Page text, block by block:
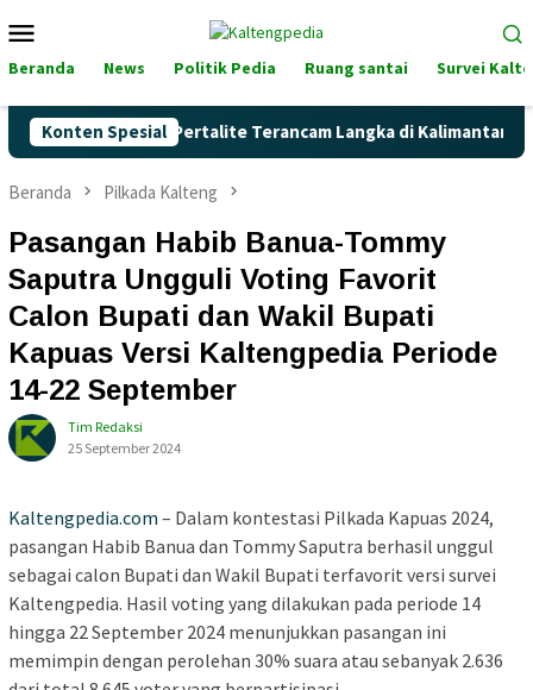
ke
kontenMobile
Beranda News Politik Pedia Ruang santai Survei
Konten Spesial
Akankah Pertalite Terancam Langka di Kalimantan Tengah?
Beranda Pilkada Kalteng
Pasangan Habib Banua-Tommy
Saputra Ungguli Voting Favorit
Calon Bupati dan Wakil Bupati
Kapuas Versi Kaltengpedia Periode
14-22 September
Tim Redaksi
25 September 2024
Kaltengpedia.com – Dalam kontestasi Pilkada Kapuas 2024,
pasangan Habib Banua dan Tommy Saputra berhasil unggul
sebagai calon Bupati dan Wakil Bupati terfavorit versi survei
Kaltengpedia. Hasil voting yang dilakukan pada periode 14
hingga 22 September 2024 menunjukkan pasangan ini
memimpin dengan perolehan 30% suara atau sebanyak 2.636